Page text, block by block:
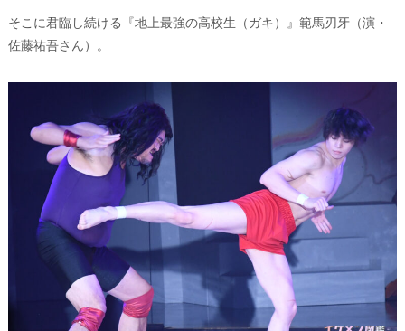
そこに君臨し続ける『地上最強の高校生（ガキ）』範馬刃牙（演・
佐藤祐吾さん）。